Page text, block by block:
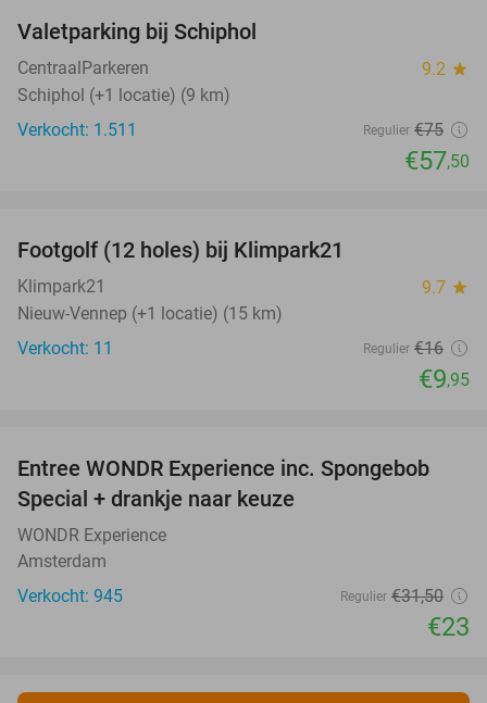
Valetparking bij Schiphol
CentraalParkeren 9.2 star
Schiphol (+1 locatie) (9 km)
Verkocht: 1.511
Regulier €75
€57,50
NEW
TODAY
Footgolf (12 holes) bij Klimpark21
Klimpark21 9.7 star
Nieuw-Vennep (+1 locatie) (15 km)
Verkocht: 11
Regulier €16
€9,95
27%
Entree WONDR Experience inc. Spongebob
Special + drankje naar keuze
WONDR Experience
Amsterdam
Verkocht: 945
Regulier €31,50
€23